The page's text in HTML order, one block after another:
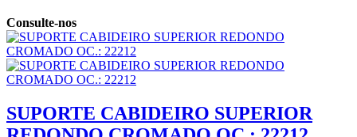
Consulte-nos
SUPORTE CABIDEIRO SUPERIOR